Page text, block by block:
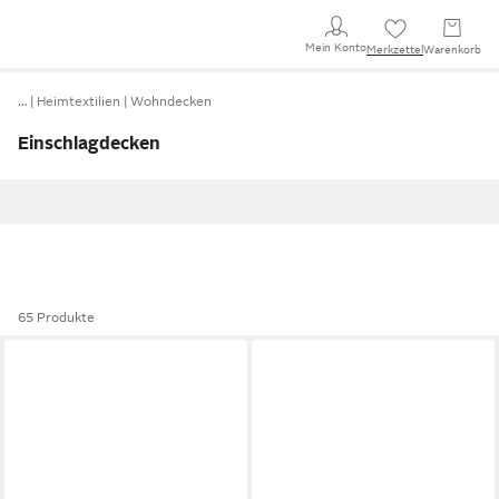
Mein KontoMerkzettel Warenkorb
… Heimtextilien Wohndecken
Einschlagdecken
65 Produkte